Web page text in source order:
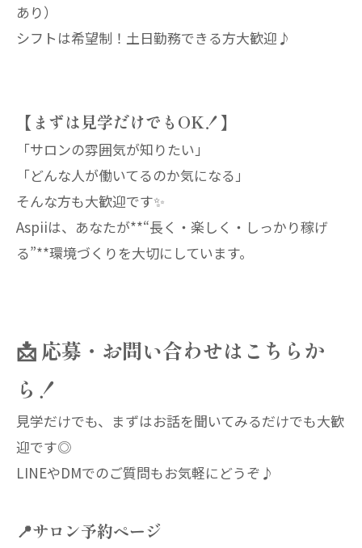
あり）
シフトは希望制！土日勤務できる方大歓迎♪
【まずは見学だけでもOK！】
「サロンの雰囲気が知りたい」
「どんな人が働いてるのか気になる」
そんな方も大歓迎です✨
Aspiiは、あなたが**“長く・楽しく・しっかり稼げ
る”**環境づくりを大切にしています。
📩 応募・お問い合わせはこちらか
ら！
見学だけでも、まずはお話を聞いてみるだけでも大歓
迎です◎
LINEやDMでのご質問もお気軽にどうぞ♪
📍サロン予約ページ